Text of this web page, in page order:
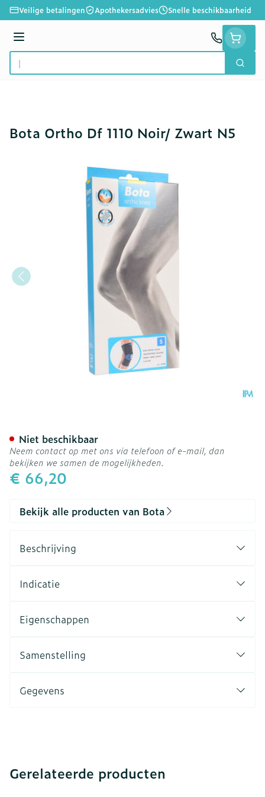
Ga naar de inhoud
Veilige betalingen Apothekersadvies Snelle beschikbaarheid
Menu
Product, merk, categorie...
Zoek
Bota Ortho Df 1110 Noir/ Zwart N5
€ 66,20
Niet beschikbaar
Neem contact op met ons via telefoon of e-mail, dan
bekijken we samen de mogelijkheden.
Bekijk alle producten van Bota
Beschrijving
Indicatie
Eigenschappen
Samenstelling
Gegevens
Gerelateerde producten